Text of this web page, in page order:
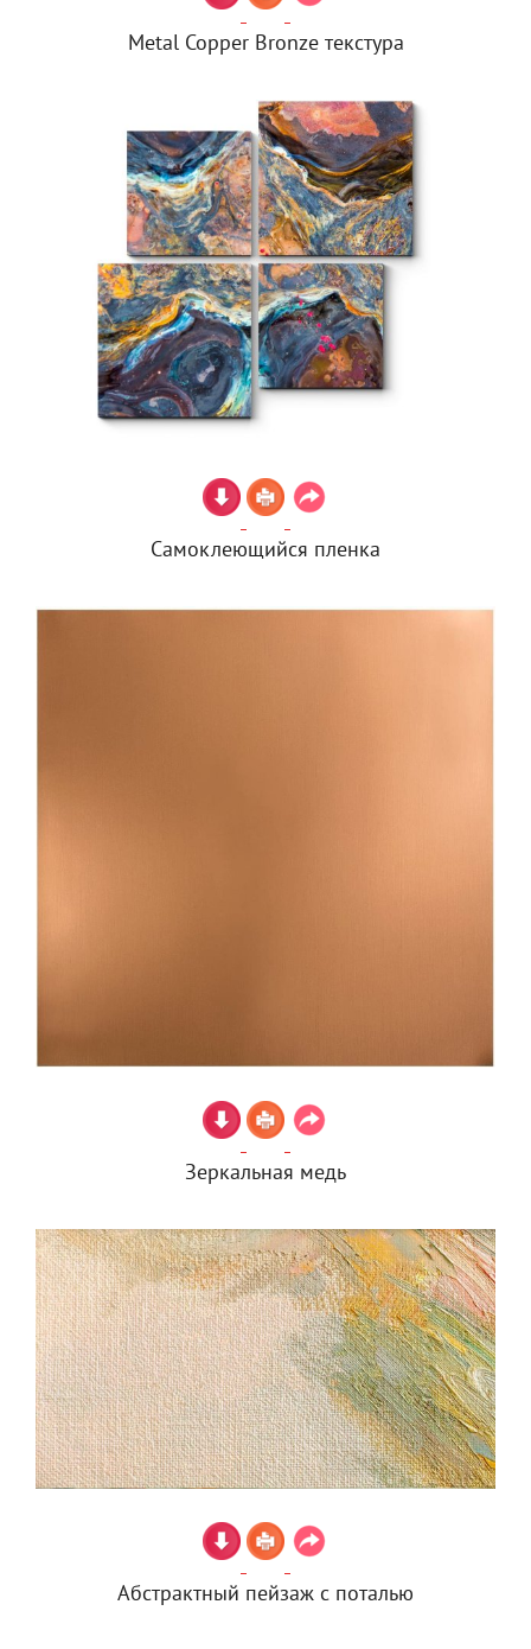
Metal Copper Bronze текстура
Самоклеющийся пленка
Зеркальная медь
Абстрактный пейзаж с поталью